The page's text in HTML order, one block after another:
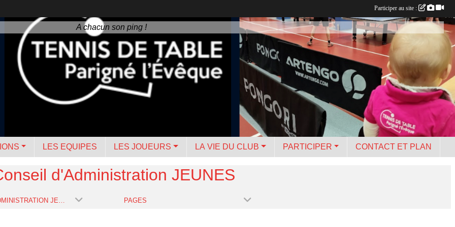
A chacun son ping !
LES EQUIPES LES JOUEURS LA VIE DU CLUB PARTICIPER CONTACT ET PLAN
d'Administration JEUNES
PAGES
Participer au site :